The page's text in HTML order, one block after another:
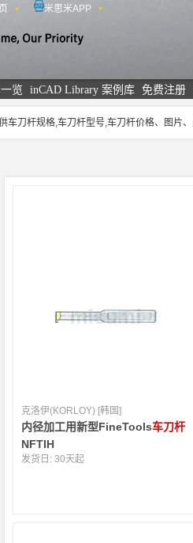
米思米APP
览 inCAD Library 案例库 免费注册
车刀杆规格,车刀杆型号,车刀杆价格、图片
克洛伊(KORLOY) [韩国]
内径加工用新型FineTools车刀杆
NFTIH
发货日:30天起